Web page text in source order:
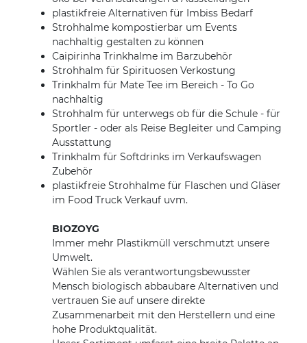
plastikfreie Alternativen für Imbiss Bedarf
Strohhalme kompostierbar um Events
nachhaltig gestalten zu können
Caipirinha Trinkhalme im Barzubehör
Strohhalm für Spirituosen Verkostung
Trinkhalm für Mate Tee im Bereich - To Go
nachhaltig
Strohhalm für unterwegs ob für die Schule - für
Sportler - oder als Reise Begleiter und Camping
Ausstattung
Trinkhalm für Softdrinks im Verkaufswagen
Zubehör
plastikfreie Strohhalme für Flaschen und Gläser
im Food Truck Verkauf uvm.
BIOZOYG
Immer mehr Plastikmüll verschmutzt unsere
Umwelt.
Wählen Sie als verantwortungsbewusster
Mensch biologisch abbaubare Alternativen und
vertrauen Sie auf unsere direkte
Zusammenarbeit mit den Herstellern und eine
hohe Produktqualität.